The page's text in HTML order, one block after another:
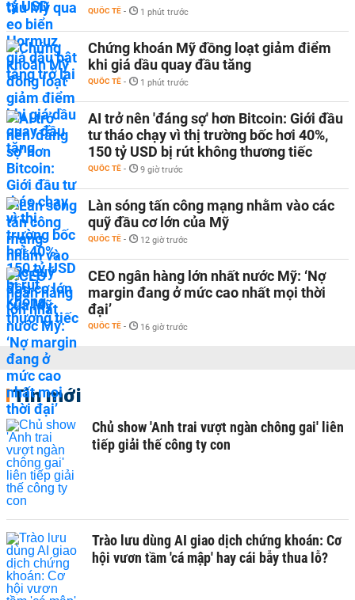
QUỐC TẾ - 1 phút trước
Chứng khoán Mỹ đồng loạt giảm điểm
khi giá dầu quay đầu tăng
QUỐC TẾ - 1 phút trước
AI trở nên 'đáng sợ' hơn Bitcoin: Giới đầu
tư tháo chạy vì thị trường bốc hơi 40%,
150 tỷ USD bị rút không thương tiếc
QUỐC TẾ - 9 giờ trước
Làn sóng tấn công mạng nhằm vào các
quỹ đầu cơ lớn của Mỹ
QUỐC TẾ - 12 giờ trước
CEO ngân hàng lớn nhất nước Mỹ: ‘Nợ
margin đang ở mức cao nhất mọi thời
đại’
QUỐC TẾ - 16 giờ trước
Tin mới
Chủ show 'Anh trai vượt ngàn chông gai' liên
tiếp giải thế công ty con
Trào lưu dùng AI giao dịch chứng khoán: Cơ
hội vươn tầm 'cá mập' hay cái bẫy thua lỗ?